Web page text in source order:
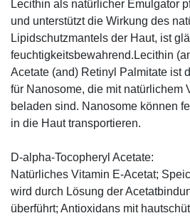
Lecithin als natürlicher Emulgator
und unterstützt die Wirkung des
Lipidschutzmantels der Haut, ist
feuchtigkeitsbewahrend.Lecithin
Acetate (and) Retinyl Palmitate ist
für Nanosome, die mit natürlichem
beladen sind. Nanosome können
in die Haut transportieren.
D-alpha-Tocopheryl Acetate:
Natürliches Vitamin E-Acetat;
wird durch Lösung der
überführt; Antioxidans mit